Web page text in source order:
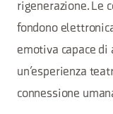
rigenerazione. Le
fondono
emotiva capace di
un’esperienza
connessione